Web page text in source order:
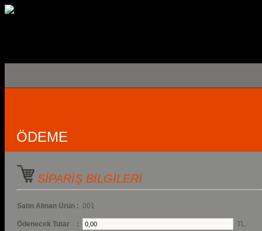
ÖDEME
SİPARİŞ BİLGİLERİ
Satın Alınan Ürün : 001
Ödenecek Tutar :
TL.